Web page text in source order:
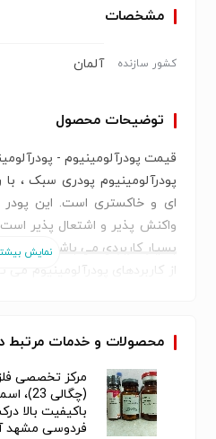
مشخصات
کشور سازنده آلمان
توضیحات محصول
قیمت پودرآلومینیوم -
پودرآلومینیوم پودری سبک ،
ای و خاکستری است. این
واکنش پذیر و اشتعال پذیر
بسیار کاربردی می باشد.
از کاربردهای پودرآلومینیوم می
آلیاژهای آهنی و نیز به منظور
در تولید ترقه ، جرقه و سایر
همچنین تولید بسیاری از
می‌روند.
محصولات و خدمات مرتبط
مرکز تخصصی
باکیفیت بالا
فردوسی مشهد